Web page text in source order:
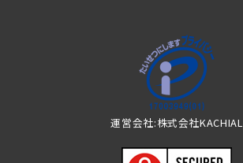
運営会社:株式会社KACHIAL